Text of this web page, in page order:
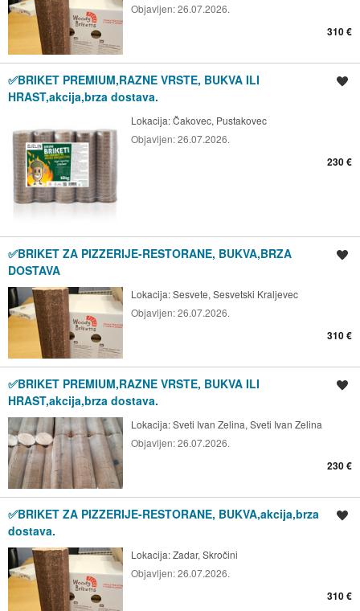
Objavljen:26.07.2026.
310 €
✅BRIKET PREMIUM,RAZNE VRSTE, BUKVA ILI
HRAST,akcija,brza dostava.
Lokacija:Čakovec, Pustakovec
Objavljen:26.07.2026.
230 €
✅BRIKET ZA PIZZERIJE-RESTORANE, BUKVA,BRZA
DOSTAVA
Lokacija:Sesvete, Sesvetski Kraljevec
Objavljen:26.07.2026.
310 €
✅BRIKET PREMIUM,RAZNE VRSTE, BUKVA ILI
HRAST,akcija,brza dostava.
Lokacija:Sveti Ivan Zelina, Sveti Ivan Zelina
Objavljen:26.07.2026.
230 €
✅BRIKET ZA PIZZERIJE-RESTORANE, BUKVA,akcija,brza
dostava.
Lokacija:Zadar, Skročini
Objavljen:26.07.2026.
310 €